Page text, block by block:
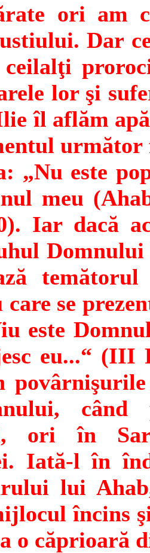
ori am
Dar
lor şi
îl aflăm
„Nu este
meu
Iar dacă
Domnului
care se
este
eu...“ (III
când
ori în
Iată-l în
lui
încins
o căprioară